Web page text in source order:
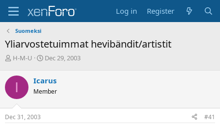
Log in Register
Suomeksi
Yliarvostetuimmat hevibändit/artistit
T
r
d
s
t
H-M-U
S
r
t
a
Dec 29, 2003
I Icarus
Member
Dec 31, 2003 #41